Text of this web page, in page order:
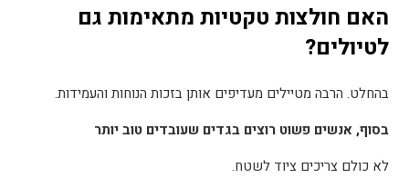
האם חולצות טקטיות מתאימות גם
לטיולים?
בהחלט. הרבה מטיילים מעדיפים אותן בזכות הנוחות והעמידות.
בסוף, אנשים פשוט רוצים בגדים שעובדים טוב יותר
לא כולם צריכים ציוד לשטח.